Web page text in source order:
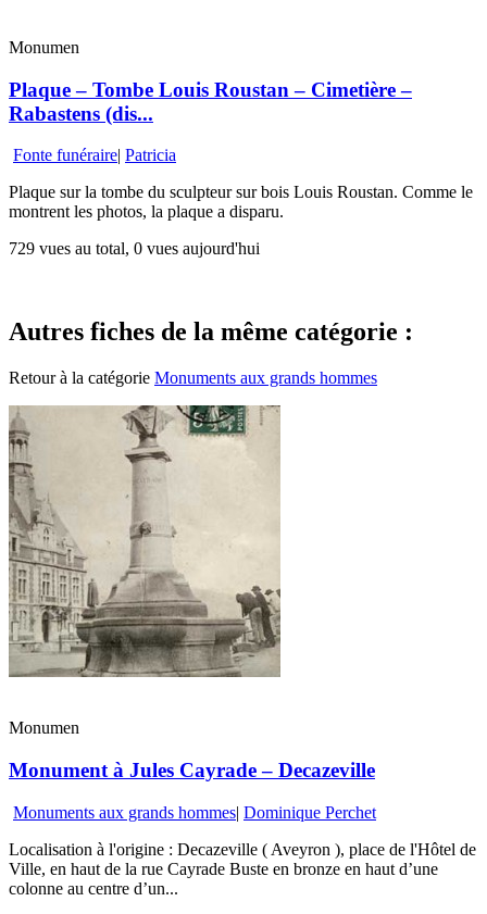
Monumen
Plaque – Tombe Louis Roustan – Cimetière –
Rabastens (dis...
Fonte funéraire| Patricia
Plaque sur la tombe du sculpteur sur bois Louis Roustan. Comme le
montrent les photos, la plaque a disparu.
729 vues au total, 0 vues aujourd'hui
Autres fiches de la même catégorie :
Retour à la catégorie Monuments aux grands hommes
Monumen
Monument à Jules Cayrade – Decazeville
Monuments aux grands hommes| Dominique Perchet
Localisation à l'origine : Decazeville ( Aveyron ), place de l'Hôtel de
Ville, en haut de la rue Cayrade Buste en bronze en haut d’une
colonne au centre d’un...